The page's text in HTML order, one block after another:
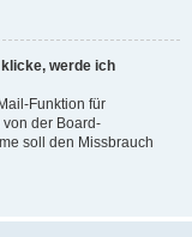
werde ich
Funktion für
der Board-
soll den Missbrauch